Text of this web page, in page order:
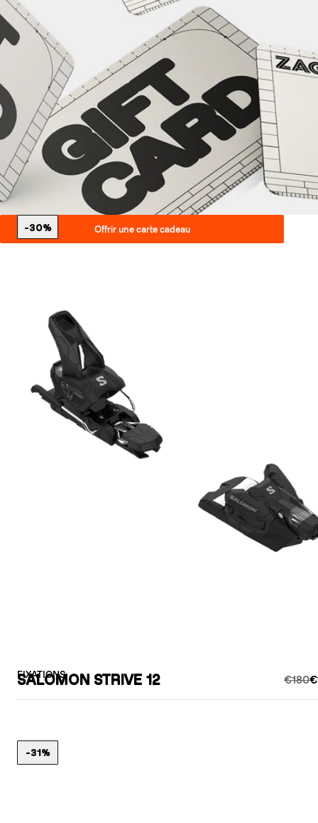
Offrir une carte cadeau
FIXATIONS
SALOMON STRIVE 12 €180
-30%
-31%